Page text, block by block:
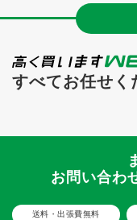
すべてお任せく
お問い合わ
送料・出張費無料